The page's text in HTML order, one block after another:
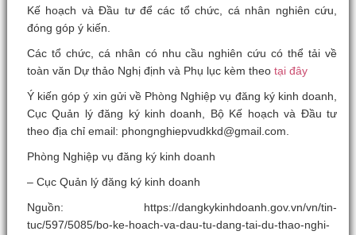
Kế hoạch và Đầu tư để các tổ chức, cá nhân nghiên cứu,
đóng góp ý kiến.
Các tổ chức, cá nhân có nhu cầu nghiên cứu có thể tải về
toàn văn Dự thảo Nghị định và Phụ lục kèm theo tại đây
Ý kiến góp ý xin gửi về Phòng Nghiệp vụ đăng ký kinh doanh,
Cục Quản lý đăng ký kinh doanh, Bộ Kế hoạch và Đầu tư
theo địa chỉ email: phongnghiepvudkkd@gmail.com.
Phòng Nghiệp vụ đăng ký kinh doanh
– Cục Quản lý đăng ký kinh doanh
Nguồn: https://dangkykinhdoanh.gov.vn/vn/tin-
tuc/597/5085/bo-ke-hoach-va-dau-tu-dang-tai-du-thao-nghi-